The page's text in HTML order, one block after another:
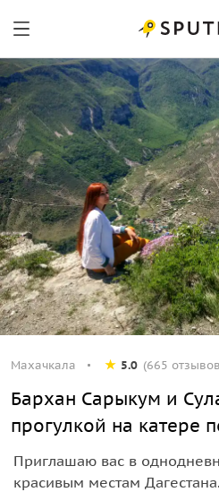
Махачкала 5.0 (665
Бархан Сарыкум и
прогулкой на катере
Приглашаю вас в
красивым местам